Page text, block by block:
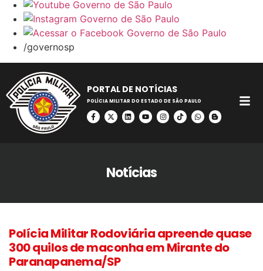
/governosp
PORTAL DE NOTÍCIAS
POLÍCIA MILITAR DO ESTADO DE SÃO PAULO
Notícias
Polícia Militar Rodoviária apreende quase
300 quilos de maconha em Mirante do
Paranapanema/SP